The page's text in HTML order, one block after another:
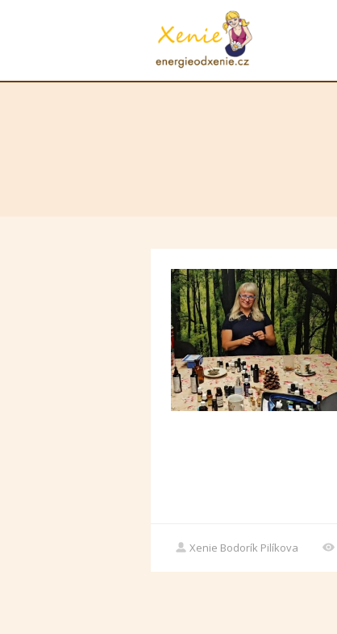
Xenie Bodorík Pilíkova